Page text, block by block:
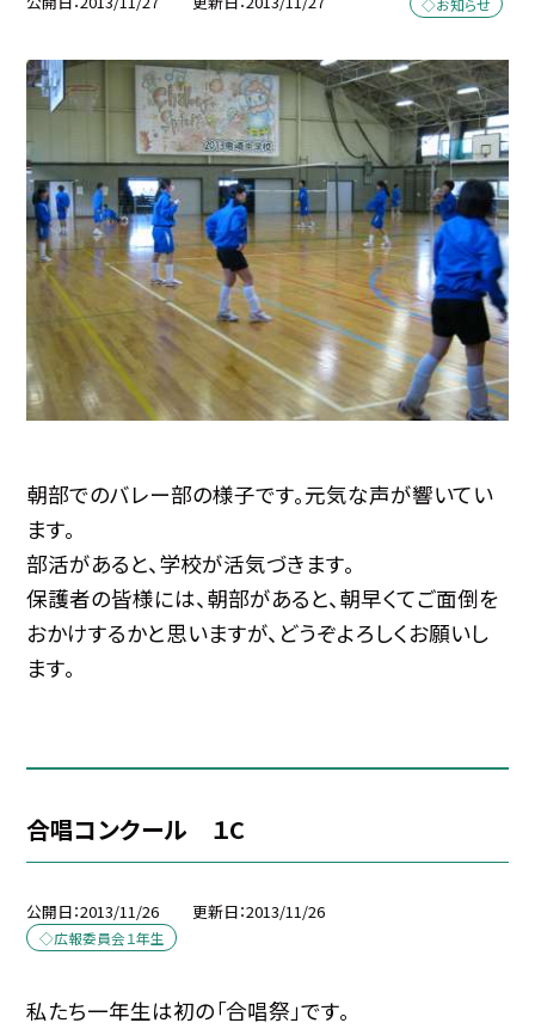
朝部でのバレー部の様子です。元気な声が響いてい
ます。
部活があると、学校が活気づきます。
保護者の皆様には、朝部があると、朝早くてご面倒を
おかけするかと思いますが、どうぞよろしくお願いし
ます。
合唱コンクール １C
公開日 2013/11/26 更新日 2013/11/26
◇広報委員会１年生
私たち一年生は初の「合唱祭」です。